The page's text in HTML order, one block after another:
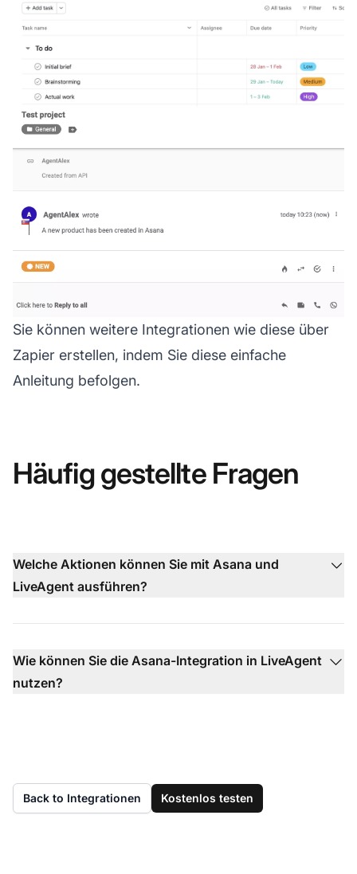
Sie können weitere Integrationen wie diese über
Zapier erstellen, indem Sie diese einfache
Anleitung befolgen.
Häufig gestellte Fragen
Welche Aktionen können Sie mit Asana und
LiveAgent ausführen?
Wie können Sie die Asana-Integration in LiveAgent
nutzen?
Back to Integrationen Kostenlos testen